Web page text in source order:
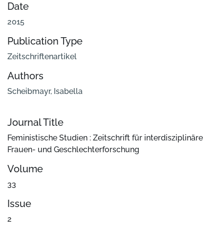
Date
2015
Publication Type
Zeitschriftenartikel
Authors
Scheibmayr, Isabella
Journal Title
Feministische Studien : Zeitschrift für interdisziplinäre
Frauen- und Geschlechterforschung
Volume
33
Issue
2